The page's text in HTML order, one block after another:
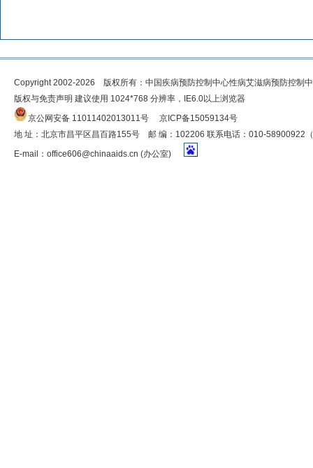
Copyright 2002-2026 版权所有：中国疾病预防控制中心性病艾滋病预防控制
版权与免责声明 建议使用 1024*768 分辨率，IE6.0以上浏览器
京公网安备 11011402013011号
京ICP备15059134号
地 址：北京市昌平区昌百路155号 邮 编：102206 联系电话：010-58900922
E-mail： office606@chinaaids.cn (办公室)